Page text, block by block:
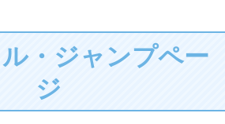
・ジャンプペー
ジ